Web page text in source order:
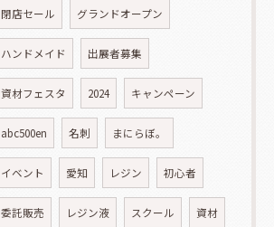
閉店セール グランドオープン
ハンドメイド 出展者募集
資材フェスタ 2024 キャンペーン
abc500en 名刺 まにらぼ。
イベント 愛知 レジン 初心者
委託販売 レジン液 スクール 資材